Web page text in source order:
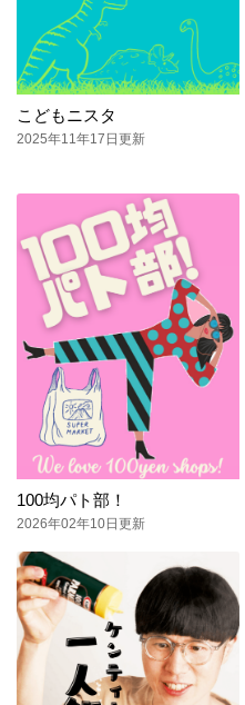
こどもニスタ
2025年11年17日更新
100均パト部！
2026年02年10日更新